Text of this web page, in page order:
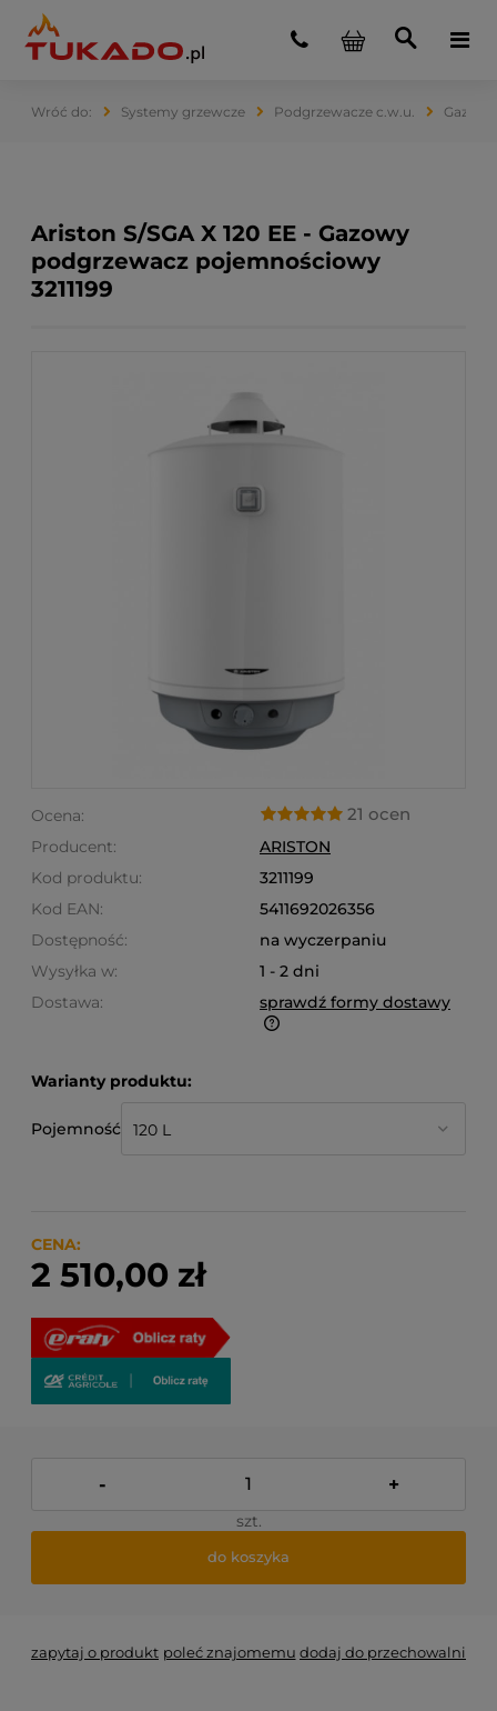
Systemy grzewcze Podgrzewacze c.w.u.
Ariston S/SGA X 120 EE - Gazowy
podgrzewacz pojemnościowy
3211199
Ocena: 21 ocen
Producent:
ARISTON
Kod produktu:
3211199
Kod EAN:
5411692026356
Dostępność:
na wyczerpaniu
Wysyłka w:
1 - 2 dni
Dostawa:
sprawdź formy dostawy
produktów które się w nim znajdują.
Warianty produktu:
Pojemność
CENA:
2 510,00 zł
- +
szt.
do koszyka
zapytaj o produkt poleć znajomemu dodaj do przechowalni